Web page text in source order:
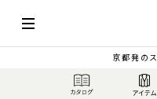
京都発の